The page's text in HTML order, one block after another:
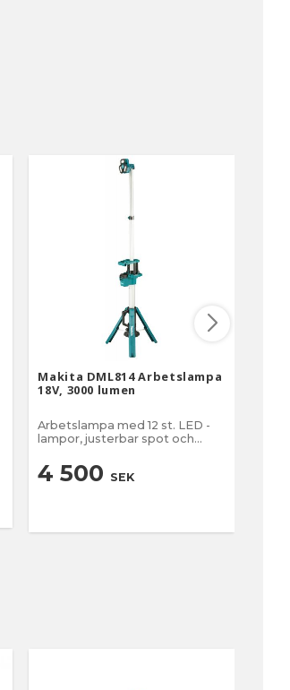
Makita DML814 Arbetslampa
18V, 3000 lumen
Arbetslampa med 12 st. LED -
lampor, justerbar spot och
4 500 SEK